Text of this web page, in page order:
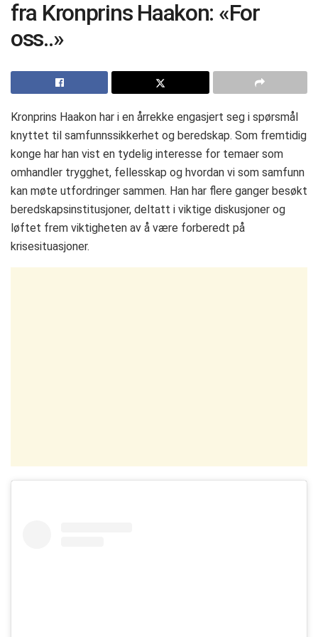
fra Kronprins Haakon: «For
oss..»
Kronprins Haakon har i en årrekke engasjert seg i spørsmål
knyttet til samfunnssikkerhet og beredskap. Som fremtidig
konge har han vist en tydelig interesse for temaer som
omhandler trygghet, fellesskap og hvordan vi som samfunn
kan møte utfordringer sammen. Han har flere ganger besøkt
beredskapsinstitusjoner, deltatt i viktige diskusjoner og
løftet frem viktigheten av å være forberedt på
krisesituasjoner.